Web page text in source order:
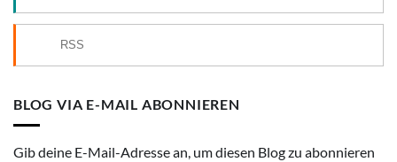
RSS
BLOG VIA E-MAIL ABONNIEREN
Gib deine E-Mail-Adresse an, um diesen Blog zu abonnieren